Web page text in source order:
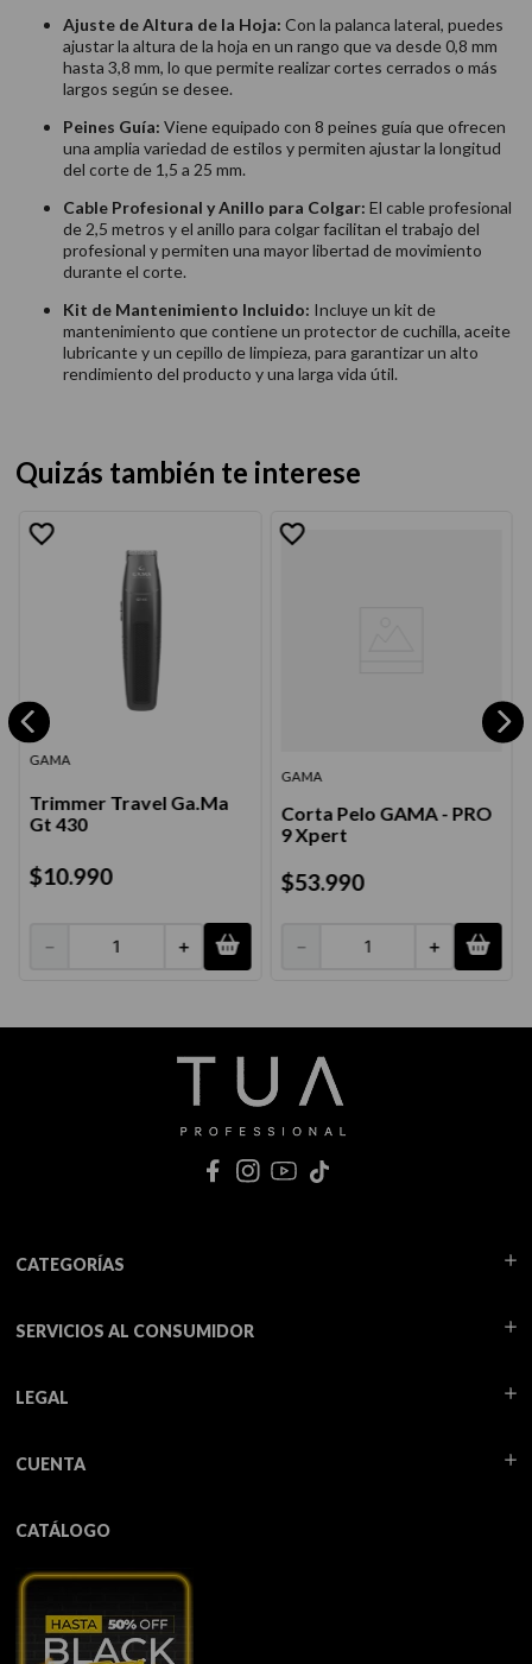
Ajuste de Altura de la Hoja: Con la palanca lateral, puedes
ajustar la altura de la hoja en un rango que va desde 0,8 mm
hasta 3,8 mm, lo que permite realizar cortes cerrados o más
largos según se desee.
Peines Guía: Viene equipado con 8 peines guía que ofrecen
una amplia variedad de estilos y permiten ajustar la longitud
del corte de 1,5 a 25 mm.
Cable Profesional y Anillo para Colgar: El cable profesional
de 2,5 metros y el anillo para colgar facilitan el trabajo del
profesional y permiten una mayor libertad de movimiento
durante el corte.
Kit de Mantenimiento Incluido: Incluye un kit de
mantenimiento que contiene un protector de cuchilla, aceite
lubricante y un cepillo de limpieza, para garantizar un alto
rendimiento del producto y una larga vida útil.
Quizás también te interese
GAMA
Trimmer Travel Ga.Ma
Gt 430
$10.990
＋
－
GAMA
Corta Pelo GAMA - PRO
9 Xpert
$53.990
＋
－
CATEGORÍAS
SERVICIOS AL CONSUMIDOR
LEGAL
CUENTA
CATÁLOGO